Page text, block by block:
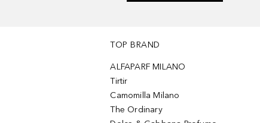
TOP BRAND
ALFAPARF MILANO
Tirtir
Camomilla Milano
The Ordinary